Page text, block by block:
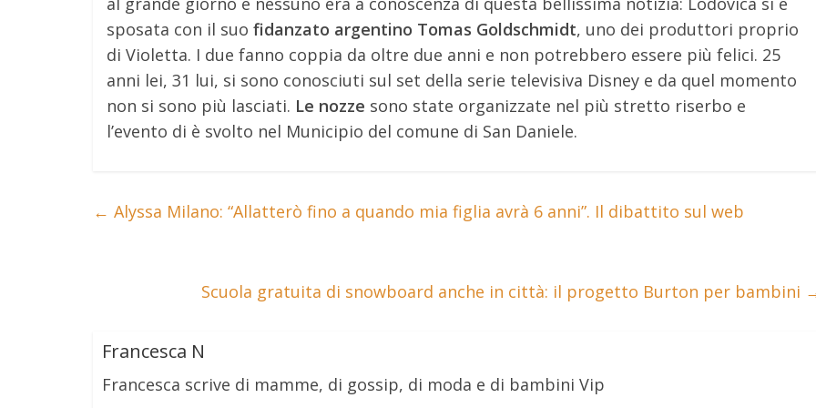
sposata con il suo fidanzato argentino Tomas Goldschmidt, uno dei produttori proprio
di Violetta. I due fanno coppia da oltre due anni e non potrebbero essere più felici. 25
anni lei, 31 lui, si sono conosciuti sul set della serie televisiva Disney e da quel momento
non si sono più lasciati. Le nozze sono state organizzate nel più stretto riserbo e
l’evento di è svolto nel Municipio del comune di San Daniele.
← Alyssa Milano: “Allatterò fino a quando mia figlia avrà 6 anni”. Il dibattito sul web
Scuola gratuita di snowboard anche in città: il progetto Burton per bambini
Francesca N
Francesca scrive di mamme, di gossip, di moda e di bambini Vip